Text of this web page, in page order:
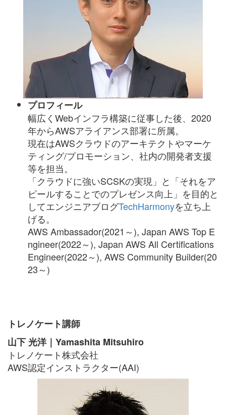
プロフィール
幅広くWebインフラ構築に従事した後、2020
年からAWSアライアンス部署に所属。
現在はAWSクラウドのアーキテクトやマーケ
ティング/プロモーション、社内の開発者支援
等を担当。
「クラウドに強いSCSKの実現」と「それをア
ピールすることでのプレゼンス向上」を目的と
してエンジニアブログTechHarmonyを立ち上
げる。
AWS Ambassador(2021～), Japan AWS Top E
ngineer(2022～), Japan AWS All Certifications
Engineer(2022～), AWS Community Builder(20
23～)
トレノケート講師
山下 光洋｜Yamashita Mitsuhiro
トレノケート株式会社
AWS認定インストラクター(AAI)